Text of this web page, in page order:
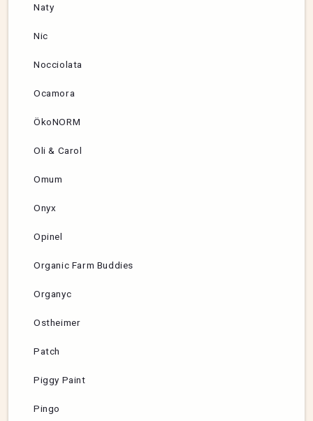
Naty
Nic
Nocciolata
Ocamora
ÖkoNORM
Oli & Carol
Omum
Onyx
Opinel
Organic Farm Buddies
Organyc
Ostheimer
Patch
Piggy Paint
Pingo